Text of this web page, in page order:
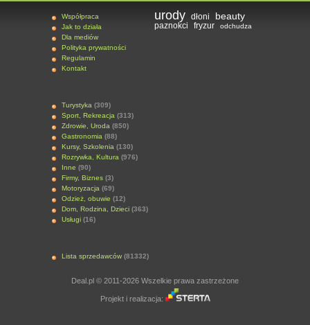
Współpraca
Jak to działa
Dla mediów
Polityka prywatności
Regulamin
Kontakt
Turystyka (309)
Sport, Rekreacja (313)
Zdrowie, Uroda (850)
Gastronomia (88)
Kursy, Szkolenia (130)
Rozrywka, Kultura (976)
Inne (90)
Firmy, Biznes (3)
Motoryzacja (69)
Odzież, obuwie (12)
Dom, Rodzina, Dzieci (363)
Usługi (16)
Lista sprzedawców (81332)
urody dłoni beauty
paznokci fryzur odchudza
Deal.pl © 2011-2026 Wszelkie prawa zastrzeżone
Projekt i realizacja: